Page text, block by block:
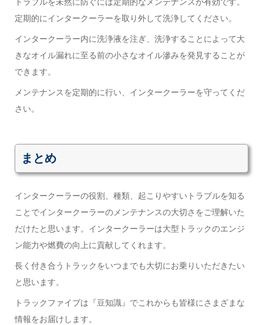
定期的にインタークーラーを取り外して洗浄してください。
インタークーラー内に洗浄液を注ぎ、洗浄することによって大
きなオイル漏れに至る前の小さなオイル滲みを発見することが
できます。
メンテナンスを定期的に行い、インタークーラーを守ってくだ
さい。
まとめ
インタークーラーの役割、種類、起こりやすいトラブルを知る
ことでインタークーラーのメンテナンスの大切さをご理解いた
だけたと思います。インタークーラーは大型トラックのエンジ
ン能力や燃費の向上に貢献してくれます。
長く付き合うトラックをいつまでも大切にお乗りいただきたい
と思います。
トラックファイブは『豆知識』でこれからも皆様にさまざまな
情報をお届けします。